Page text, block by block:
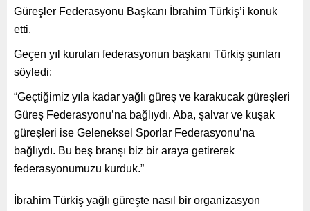
Güreşler Federasyonu Başkanı İbrahim Türkiş’i konuk
etti.
Geçen yıl kurulan federasyonun başkanı Türkiş şunları
söyledi:
“Geçtiğimiz yıla kadar yağlı güreş ve karakucak güreşleri
Güreş Federasyonu’na bağlıydı. Aba, şalvar ve kuşak
güreşleri ise Geleneksel Sporlar Federasyonu’na
bağlıydı. Bu beş branşı biz bir araya getirerek
federasyonumuzu kurduk.”
İbrahim Türkiş yağlı güreşte nasıl bir organizasyon